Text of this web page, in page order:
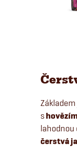
Základem
s
lahodnou
čerstvá